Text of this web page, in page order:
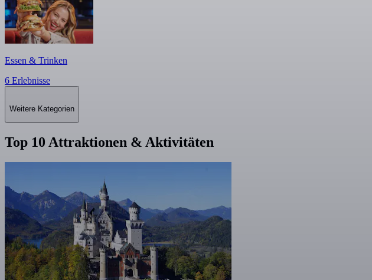
Essen & Trinken
6 Erlebnisse
Weitere Kategorien
Top 10 Attraktionen & Aktivitäten